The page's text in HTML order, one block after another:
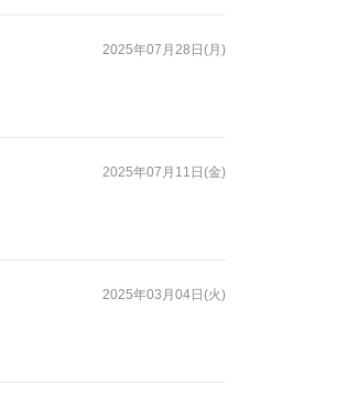
2025年07月28日(月)
2025年07月11日(金)
2025年03月04日(火)